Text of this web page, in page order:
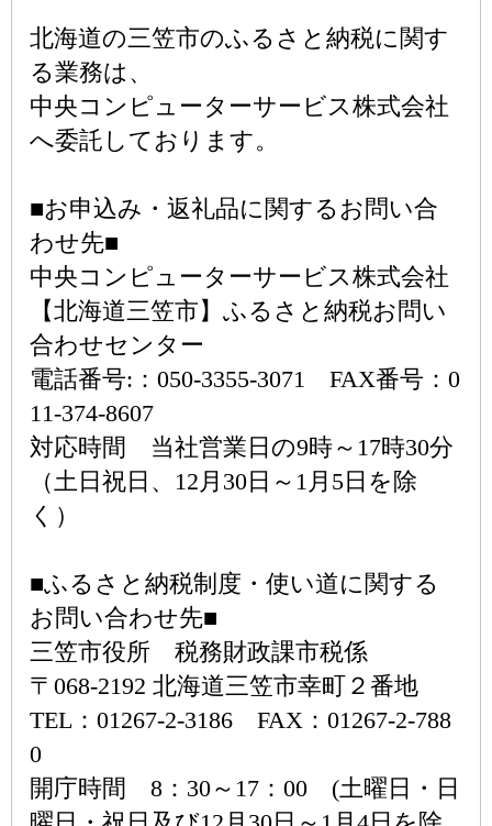
北海道の三笠市のふるさと納税に関す
る業務は、
中央コンピューターサービス株式会社
へ委託しております。
■お申込み・返礼品に関するお問い合
わせ先■
中央コンピューターサービス株式会社
【北海道三笠市】ふるさと納税お問い
合わせセンター
電話番号:：050-3355-3071 FAX番号：0
11-374-8607
対応時間 当社営業日の9時～17時30分
（土日祝日、12月30日～1月5日を除
く）
■ふるさと納税制度・使い道に関する
お問い合わせ先■
三笠市役所 税務財政課市税係
〒068-2192 北海道三笠市幸町２番地
TEL：01267-2-3186 FAX：01267-2-788
0
開庁時間 8：30～17：00 (土曜日・日